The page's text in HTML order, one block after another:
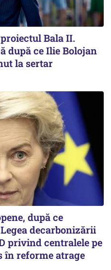
Bala II.
după ce Ilie Bolojan
la sertar
după ce
decarbonizării
privind centralele pe
în reforme atrage